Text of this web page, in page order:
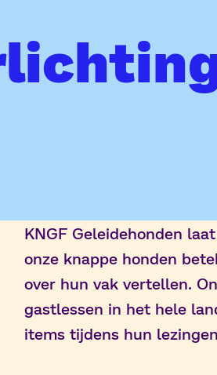
KNGF Geleidehonden
onze knappe honden
over hun vak vertellen.
gastlessen in het hele
items tijdens hun